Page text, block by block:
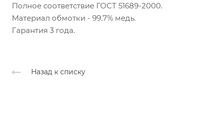
Полное соответствие ГОСТ 51689-2000.
Материал обмотки - 99.7% медь.
Гарантия 3 года.
Назад к списку